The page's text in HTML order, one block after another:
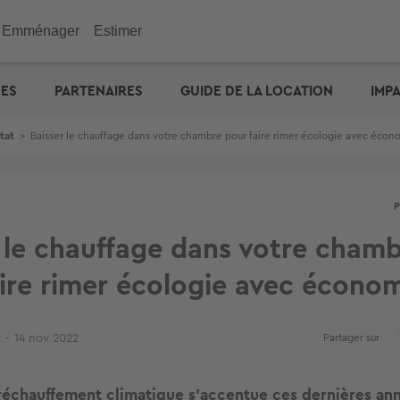
: capacité d'emprunt
Investir
Défiscalisation
Outils
Check-lists location
maison
Outils
Dossier Loi Pinel
prêt � taux zéro
Estimez vos frais de
Emménager
ENGIE : déménagez facile
Estimer
appartement
Outils
Estimation appartement
PARTENAIRES GUIDE DE LA LOCATION
> Baisser le chauffage dans votre chambre pour faire rimer écologie avec
le chauffage dans votre
rimer écologie avec
14 nov 2022 Partager sur
climatique s'accentue ces dernières